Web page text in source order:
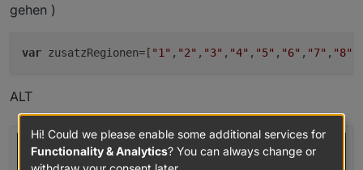
},
"GKZ": "8",
"Name"
"Vorarlberg",
"Warnstufe":
,
        "Region": "Bundesland",
      },
      {
        "Region": "Bundesland",
        "GKZ": "4",
gehen )
var zusatzRegionen=[ "1" , "2" , "3" , "4" , "5" , "6" , "7" , "8"
ALT
Hi! Could we please enable some additional services for
Functionality & Analytics? You can always change or